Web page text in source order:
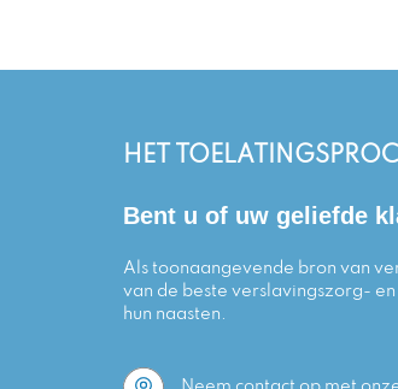
HET
Bent u of uw geliefde
Als toonaangevende bron van
van de beste verslavingszorg-
hun naasten.